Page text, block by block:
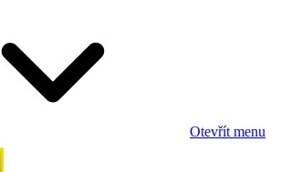
Otevřít menu